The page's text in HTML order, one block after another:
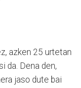
azken 25 urtetan
da. Dena den,
jaso dute bai